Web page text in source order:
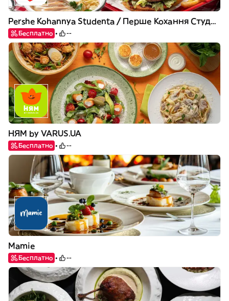
Pershe Kohannya Studenta / Перше Кохання Студента
Бесплатно --
НЯМ by VARUS.UA
Бесплатно --
Mamie
Бесплатно --